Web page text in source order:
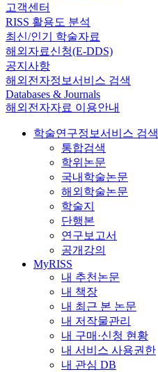
고객센터
RISS 활용도 분석
최신/인기 학술자료
해외자료신청(E-DDS)
공지사항
해외전자정보서비스 검색
Databases & Journals
해외전자자료 이용안내
학술연구정보서비스 검색
통합검색
학위논문
국내학술논문
해외학술논문
학술지
단행본
연구보고서
공개강의
MyRISS
내 추천논문
내 책장
내 최근 본 논문
내 저작물관리
내 구매·신청 현황
내 서비스 사용권한
내 관심 DB